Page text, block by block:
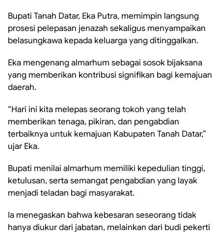
Bupati Tanah Datar, Eka Putra, memimpin langsung
prosesi pelepasan jenazah sekaligus menyampaikan
belasungkawa kepada keluarga yang ditinggalkan.
Eka mengenang almarhum sebagai sosok bijaksana
yang memberikan kontribusi signifikan bagi kemajuan
daerah.
“Hari ini kita melepas seorang tokoh yang telah
memberikan tenaga, pikiran, dan pengabdian
terbaiknya untuk kemajuan Kabupaten Tanah Datar,”
ujar Eka.
Bupati menilai almarhum memiliki kepedulian tinggi,
ketulusan, serta semangat pengabdian yang layak
menjadi teladan bagi masyarakat.
Ia menegaskan bahwa kebesaran seseorang tidak
hanya diukur dari jabatan, melainkan dari budi pekerti